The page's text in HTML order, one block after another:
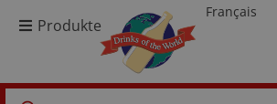
Produkte
Français